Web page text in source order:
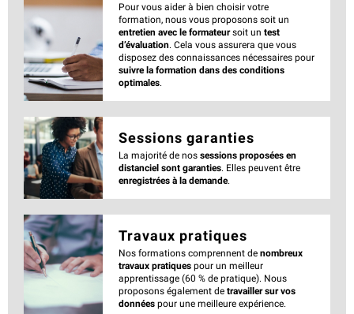
Pour vous aider à bien choisir votre
formation, nous vous proposons soit un
entretien avec le formateursoit un test
d’évaluation. Cela vous assurera que vous
disposez des connaissances nécessaires pour
suivre la formation dans des conditions
optimales.
Sessions garanties
La majorité de nos sessions proposées en
distanciel sont garanties. Elles peuvent être
enregistrées à la demande.
Travaux pratiques
Nos formations comprennent de nombreux
travaux pratiques pour un meilleur
apprentissage (60 % de pratique). Nous
proposons également de travailler sur vos
données pour une meilleure expérience.